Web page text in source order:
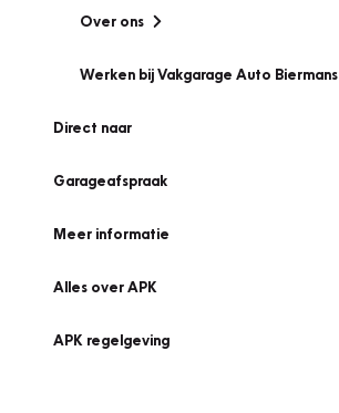
Over ons
Werken bij Vakgarage Auto Biermans
Direct naar
Garageafspraak
Meer informatie
Alles over APK
APK regelgeving